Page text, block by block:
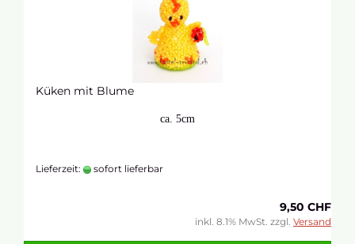
Küken mit Blume
ca. 5cm
Lieferzeit: sofort lieferbar
9,50 CHF
inkl. 8.1% MwSt. zzgl. Versand